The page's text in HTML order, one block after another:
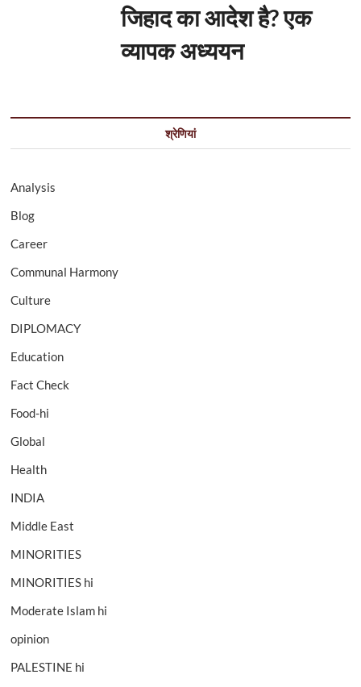
जिहाद का आदेश है? एक
व्यापक अध्ययन
श्रेणियां
Analysis
Blog
Career
Communal Harmony
Culture
DIPLOMACY
Education
Fact Check
Food-hi
Global
Health
INDIA
Middle East
MINORITIES
MINORITIES hi
Moderate Islam hi
opinion
PALESTINE hi